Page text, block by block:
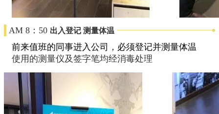
AM 8：50 出入登记 测量体温
前来值班的同事进入公司，必须登记并测量体温
使用的测量仪及签字笔均经消毒处理